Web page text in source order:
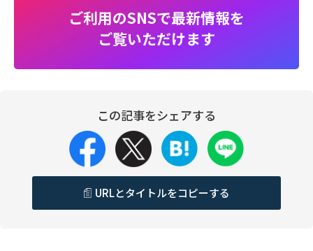
ご利用のSNSで最新情報を
ご覧いただけます
この記事をシェアする
URLとタイトルをコピーする